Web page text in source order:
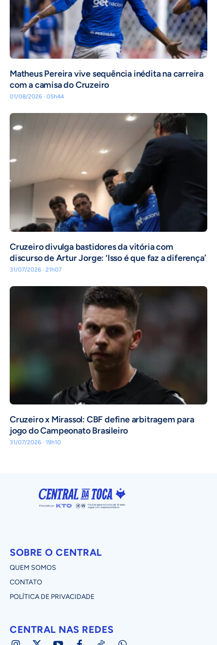
Matheus Pereira vive sequência inédita na carreira
com a camisa do Cruzeiro
01/08/2026 · 05h44
Cruzeiro divulga bastidores da vitória com
discurso de Artur Jorge: ‘Isso é que faz a diferença’
31/07/2026 · 21h07
Cruzeiro x Mirassol: CBF define arbitragem para
jogo do Campeonato Brasileiro
31/07/2026 · 19h10
SOBRE O CENTRAL
QUEM SOMOS
CONTATO
POLÍTICA DE PRIVACIDADE
CENTRAL NAS REDES